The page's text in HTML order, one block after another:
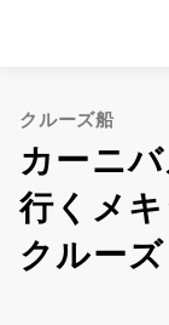
クルーズ船
カーニ
行くメ
クルーズ